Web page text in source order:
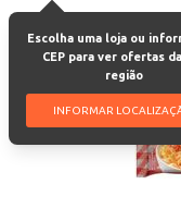
Escolha uma loja ou
CEP para ver ofertas
região
INFORMAR